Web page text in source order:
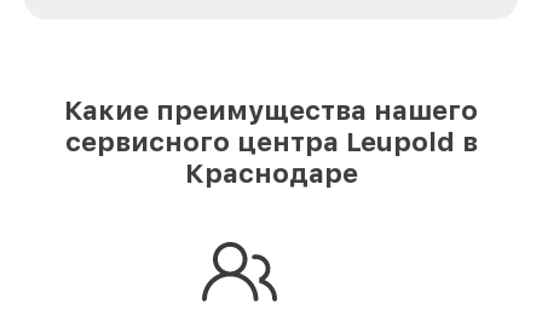
Какие преимущества нашего
сервисного центра Leupold в
Краснодаре